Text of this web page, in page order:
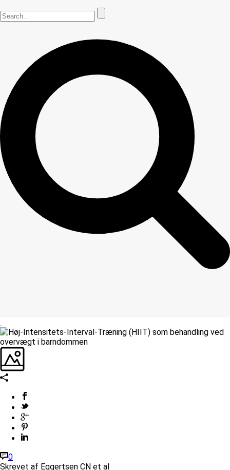
0
Skrevet af Eggertsen CN et al